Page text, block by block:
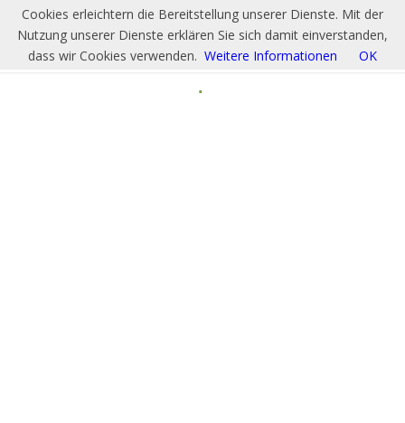
Cookies erleichtern die Bereitstellung unserer Dienste. Mit der
Nutzung unserer Dienste erklären Sie sich damit einverstanden,
dass wir Cookies verwenden. Weitere Informationen OK